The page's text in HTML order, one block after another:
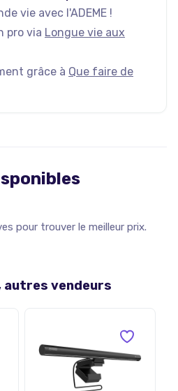
vie avec l'ADEME !
pro via Longue vie aux
grâce à Que faire de
pour trouver le meilleur prix.
autres vendeurs